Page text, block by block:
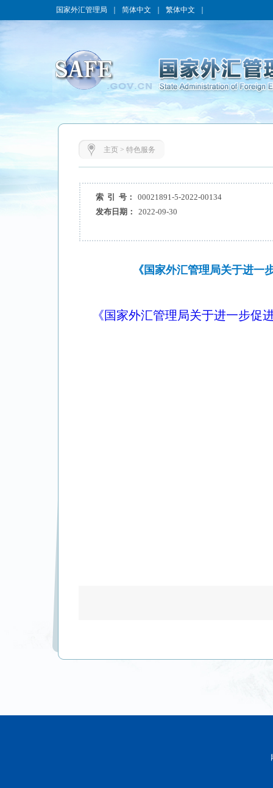
国家外汇管理局 简体中文 繁体中文
主页> 特色服务
索 引 号：
00021891-5-2022-00134
发布日期：
2022-09-30
《国家外汇管理局关于进
《国家外汇管理局关于进一步促